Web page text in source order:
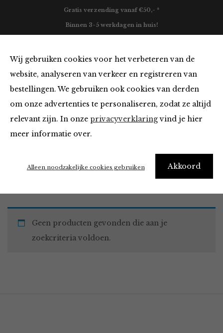
Wij gebruiken cookies voor het verbeteren van de
website, analyseren van verkeer en registreren van
bestellingen. We gebruiken ook cookies van derden
om onze advertenties te personaliseren, zodat ze altijd
relevant zijn. In onze privacyverklaringvind je hier
meer informatie over.
Akkoord
Alleen noodzakelijke cookies gebruiken
Gratis verzending vanaf €50,- *
Binnen 3-5 werkdagen in huis!
Must Haves
Home Winkel Accessoires Must Haves
Geen producten gevonden die aan je
zoekcriteria voldoen.